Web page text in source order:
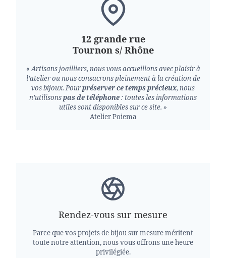
12 grande rue
Tournon s/ Rhône
« Artisans joailliers, nous vous accueillons avec plaisir à
l’atelier ou nous consacrons pleinement à la création de
vos bijoux. Pourpréserver ce temps précieux, nous
n’utilisonspas de téléphone: toutes les informations
utiles sont disponibles sur ce site. »
Atelier Poiema
Rendez-vous sur mesure
Parce que vos projets de bijou sur mesure méritent
toute notre attention, nous vous offrons une heure
privilégiée.